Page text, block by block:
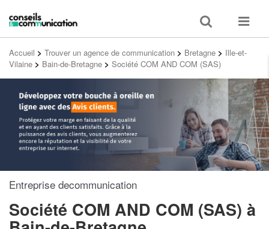
Toggle
search
Toggle
Accueil > Trouver un agence de communication > Bretagne > Ille-et-
Vilaine > Bain-de-Bretagne > Société COM AND COM (SAS)
Entreprise decommunication
Société COM AND COM (SAS) à